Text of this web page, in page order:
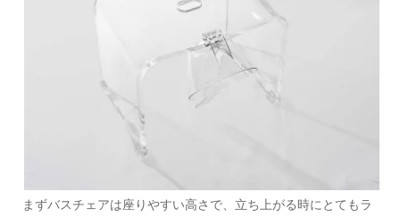
まずバスチェアは座りやすい高さで、立ち上がる時にとてもラ